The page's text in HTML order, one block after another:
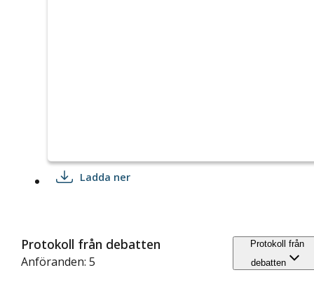
Ladda ner
Protokoll från debatten
Anföranden: 5
Protokoll från
debatten